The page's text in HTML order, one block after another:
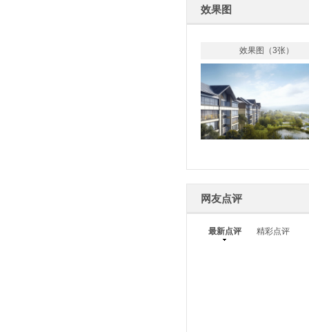
效果图
效果图 （3张）
网友点评
最新点评 精彩点评